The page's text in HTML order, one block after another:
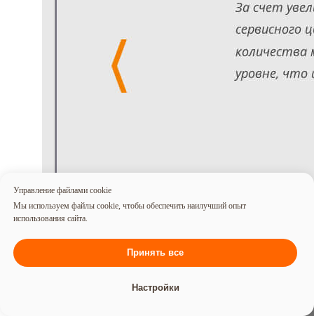
Управление файлами cookie
Мы используем файлы cookie, чтобы обеспечить наилучший опыт
использования сайта.
Принять все
Настройки